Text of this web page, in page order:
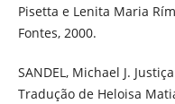
Pisetta e Lenita Maria
Fontes, 2000.
SANDEL, Michael J.
Tradução de Heloisa